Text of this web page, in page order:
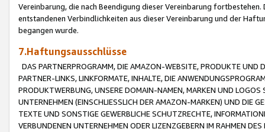
Vereinbarung, die nach Beendigung dieser Vereinbarung
entstandenen Verbindlichkeiten aus dieser Vereinbarung und der
begangen wurde.
7.Haftungsausschlüsse
DAS PARTNERPROGRAMM, DIE AMAZON-WEBSITE, PRODUKTE UND
PARTNER-LINKS, LINKFORMATE, INHALTE, DIE
PRODUKTWERBUNG, UNSERE DOMAIN-NAMEN, MARKEN UND
UNTERNEHMEN (EINSCHLIESSLICH DER AMAZON-MARKEN) UND DIE
TEXTE UND SONSTIGE GEWERBLICHE SCHUTZRECHTE,
VERBUNDENEN UNTERNEHMEN ODER LIZENZGEBERN IM RAHMEN